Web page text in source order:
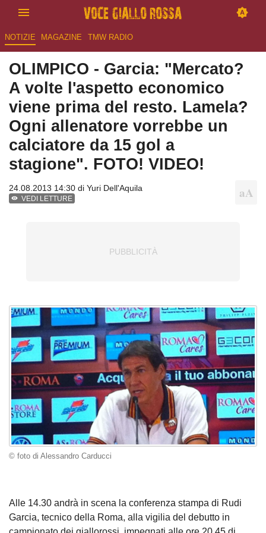
NOTIZIE MAGAZINE TMW RADIO
OLIMPICO - Garcia: "Mercato?
A volte l'aspetto economico
viene prima del resto. Lamela?
Ogni allenatore vorrebbe un
calciatore da 15 gol a
stagione". FOTO! VIDEO!
24.08.2013 14:30 di Yuri Dell'Aquila
VEDI LETTURE
© foto di Alessandro Carducci
Alle 14.30 andrà in scena la conferenza stampa di Rudi
Garcia, tecnico della Roma, alla vigilia del debutto in